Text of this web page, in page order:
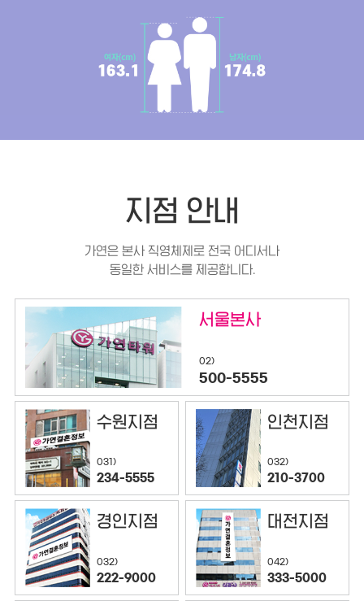
지점 안내
가연은 본사 직영체제로 전국 어디서나
동일한 서비스를 제공합니다.
서울본사
02)
500-5555
수원지점
031)
234-5555
인천지점
032)
210-3700
경인지점
032)
222-9000
대전지점
042)
333-5000